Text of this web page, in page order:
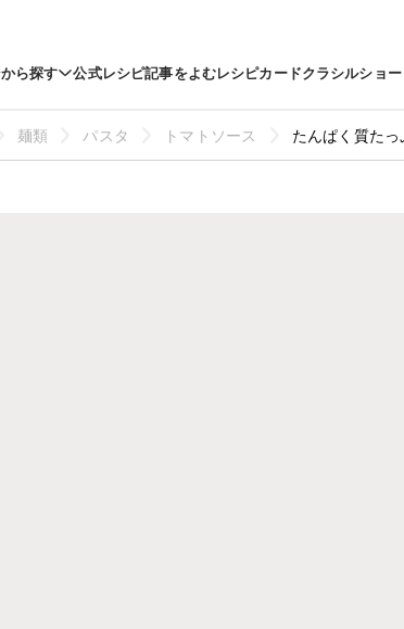
ら探す 公式レシピ記事をよむレシピカードクラシルショー
麺類 パスタ トマトソース たんぱく質た